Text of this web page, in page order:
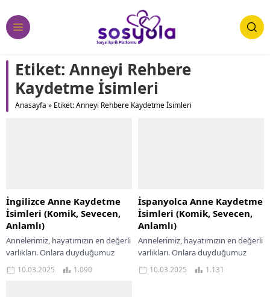
Etiket: Anneyi Rehbere
Kaydetme İsimleri
Anasayfa » Etiket: Anneyi Rehbere Kaydetme İsimleri
İngilizce Anne Kaydetme
İsimleri (Komik, Sevecen,
Anlamlı)
Annelerimiz, hayatımızın en değerli
varlıkları. Onlara duyduğumuz
sevgiyi ve minnettarlığı her fırsatta
göstermek isteriz. Peki, telefon
10.03.2025 1.090
İspanyolca Anne Kaydetme
İsimleri (Komik, Sevecen,
Anlamlı)
Annelerimiz, hayatımızın en değerli
varlıkları. Onlara duyduğumuz
sevgiyi ve minneti göstermenin en
güzel yollarından biri de, telefon
10.03.2025 1.131